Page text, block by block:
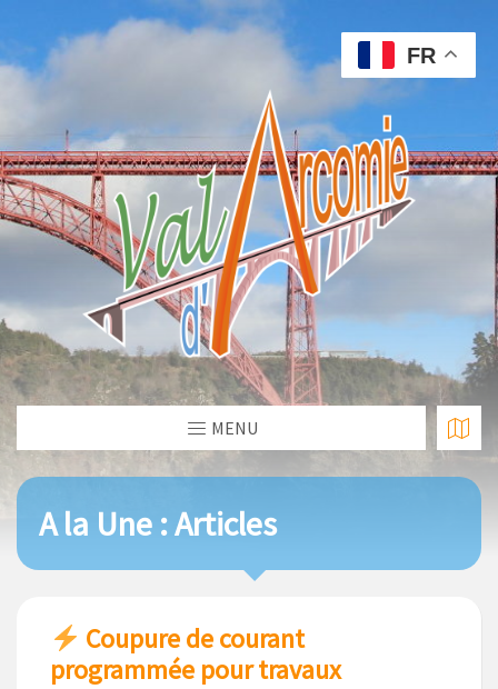
MENU
A la Une : Articles
Coupure de courant
programmée pour travaux
FR